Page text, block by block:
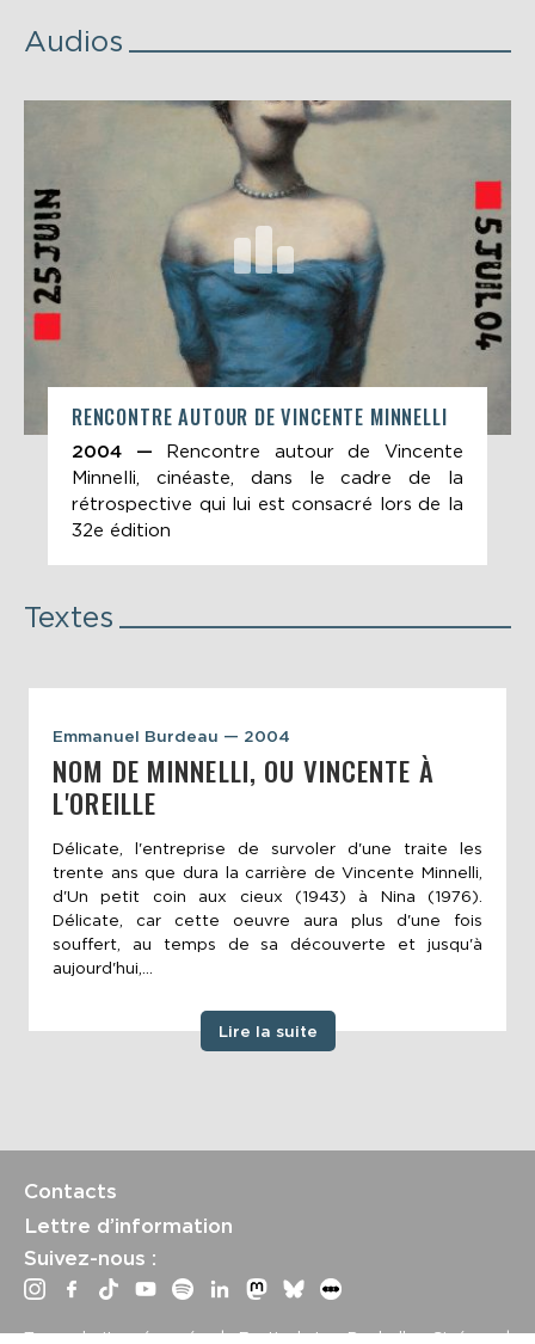
Audios
RENCONTRE AUTOUR DE VINCENTE MINNELLI
2004 —
Rencontre autour de Vincente
Minnelli, cinéaste, dans le cadre de la
rétrospective qui lui est consacré lors de la
32e édition
Textes
Emmanuel Burdeau — 2004
NOM DE MINNELLI, OU VINCENTE À
L'OREILLE
Délicate, l'entreprise de survoler d'une traite les
trente ans que dura la carrière de Vincente Minnelli,
d'Un petit coin aux cieux (1943) à Nina (1976).
Délicate, car cette oeuvre aura plus d'une fois
souffert, au temps de sa découverte et jusqu'à
aujourd'hui,...
Lire la suite
Contacts
Lettre d’information
Suivez-nous :
Tous droits réservés | Festival La Rochelle Cinéma |